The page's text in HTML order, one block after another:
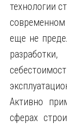
технологии
еще не
Активно
сферах